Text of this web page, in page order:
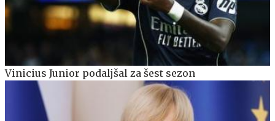
Vinicius Junior podaljšal za šest sezon